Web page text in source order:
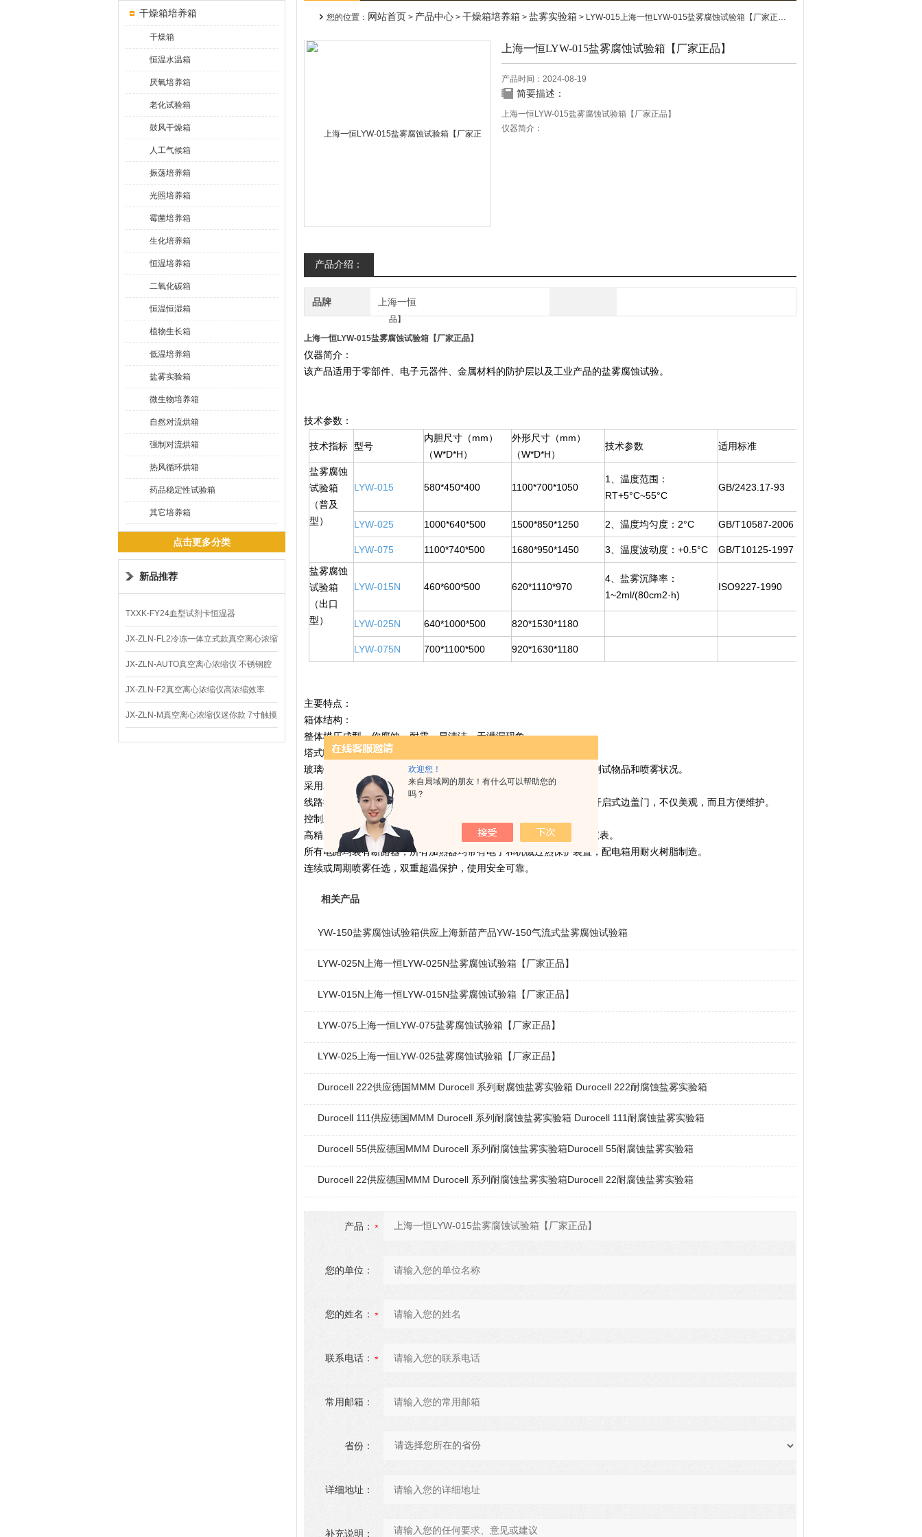
欢迎您！
来自局域网的朋友！有什么可以帮助您的
吗？
干燥箱培养箱
干燥箱
恒温水温箱
厌氧培养箱
老化试验箱
鼓风干燥箱
人工气候箱
振荡培养箱
光照培养箱
霉菌培养箱
生化培养箱
恒温培养箱
二氧化碳箱
恒温恒湿箱
植物生长箱
低温培养箱
盐雾实验箱
微生物培养箱
自然对流烘箱
强制对流烘箱
热风循环烘箱
药品稳定性试验箱
其它培养箱
点击更多分类
新品推荐
TXXK-FY24血型试剂卡恒温器
JX-ZLN-FL2冷冻一体立式款真空离心浓缩
仪 低温功能
JX-ZLN-AUTO真空离心浓缩仪 不锈钢腔
体
JX-ZLN-F2真空离心浓缩仪高浓缩效率
JX-ZLN-M真空离心浓缩仪迷你款 7寸触摸
屏
您的位置： 网站首页 > 产品中心 > 干燥箱培养箱 > 盐雾实验箱 > LYW-015上海一恒LYW-015盐雾腐蚀试验箱【厂家正品】
上海一恒LYW-015盐雾腐蚀试验箱【厂家正品】
产品时间：2024-08-19
简要描述：
上海一恒LYW-015盐雾腐蚀试验箱【厂家正品】
仪器简介：
产品介绍：
品牌 上海一恒
上海一恒LYW-015盐雾腐蚀试验箱【厂家正品】
仪器简介：
该产品适用于零部件、电子元器件、金属材料的防护层以及工业产品的盐雾腐蚀试验。
技术参数：
技术指标 型号
内胆尺寸（mm）
（W*D*H）
外形尺寸（mm）
（W*D*H）
技术参数 适用标准
盐雾腐蚀
试验箱
（普及
型）
LYW-015 580*450*400 1100*700*1050
1、温度范围：
RT+5°C~55°C
GB/2423.17-93
LYW-025 1000*640*500 1500*850*1250 2、温度均匀度：2°C GB/T10587-2006
LYW-075 1100*740*500 1680*950*1450 3、温度波动度：+0.5°C
GB/T10125-1997
盐雾腐蚀
试验箱
（出口
型）
LYW-015N 460*600*500 620*1110*970
4、盐雾沉降率：
1~2ml/(80cm2·h)
ISO9227-1990
LYW-025N 640*1000*500 820*1530*1180
LYW-075N 700*1100*500 920*1630*1180
主要特点：
箱体结构：
整体模压成型、你腐蚀、耐震、易清洁、无泄漏现象。
塔式喷雾系统，烟雾分布均匀，沉降量自由调整。
玻璃钢盖子和PVC盖子两种可供选择，采用PVC盖可清楚看到箱内的测试物品和喷雾状况。
采用水密封结构，无盐雾溢出。
线路控制板及其他元器件均固定于便于检查和维护的位置，采用门锁开启式边盖门，不仅美观，而且方便维护。
控制系统：
高精度PID控温仪，分辨率+0.1°C。国产数显表（标配）可选配进口仪表。
所有电路均装有断路器，所有加热器均带有电子和机械过热保护装置，配电箱用耐火树脂制造。
连续或周期喷雾任选，双重超温保护，使用安全可靠。
相关产品
YW-150盐雾腐蚀试验箱供应上海新苗产品YW-150气流式盐雾腐蚀试验箱
LYW-025N上海一恒LYW-025N盐雾腐蚀试验箱【厂家正品】
LYW-015N上海一恒LYW-015N盐雾腐蚀试验箱【厂家正品】
LYW-075上海一恒LYW-075盐雾腐蚀试验箱【厂家正品】
LYW-025上海一恒LYW-025盐雾腐蚀试验箱【厂家正品】
Durocell 222供应德国MMM Durocell 系列耐腐蚀盐雾实验箱 Durocell 222耐腐蚀盐雾实验箱
Durocell 111供应德国MMM Durocell 系列耐腐蚀盐雾实验箱 Durocell 111耐腐蚀盐雾实验箱
Durocell 55供应德国MMM Durocell 系列耐腐蚀盐雾实验箱Durocell 55耐腐蚀盐雾实验箱
Durocell 22供应德国MMM Durocell 系列耐腐蚀盐雾实验箱Durocell 22耐腐蚀盐雾实验箱
产品：
您的单位：
您的姓名：
联系电话：
常用邮箱：
省份：
详细地址：
补充说明：